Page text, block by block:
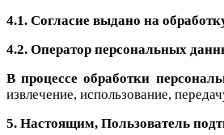
4.1. Согласие выдано на
4.2. Оператор персональных
В процессе обработки
извлечение, использование,
5. Настоящим, Пользователь